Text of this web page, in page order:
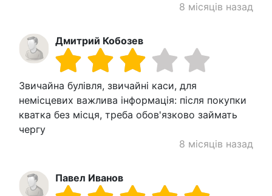
8 місяців назад
Дмитрий Кобозев
Звичайна булівля, звичайні каси, для
немісцевих важлива інформація: після покупки
кватка без місця, треба обов'язково займать
чергу
8 місяців назад
Павел Иванов